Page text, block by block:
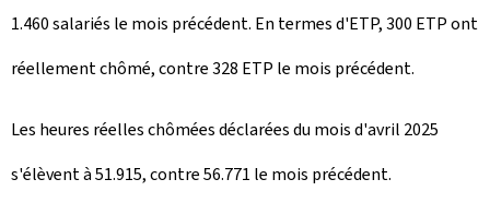
1.460 salariés le mois précédent. En termes d'ETP, 300 ETP ont
réellement chômé, contre 328 ETP le mois précédent.
Les heures réelles chômées déclarées du mois d'avril 2025
s'élèvent à 51.915, contre 56.771 le mois précédent.